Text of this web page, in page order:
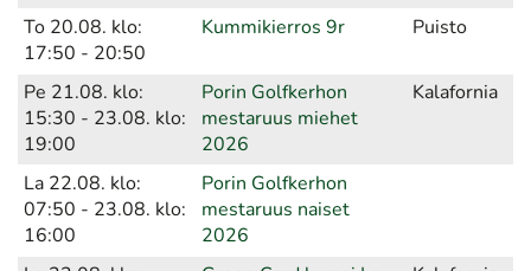
To 20.08. klo:
17:50 - 20:50
Kummikierros 9r Puisto
Pe 21.08. klo:
15:30 - 23.08. klo:
19:00
Porin Golfkerhon
mestaruus miehet
2026
Kalafornia
La 22.08. klo:
07:50 - 23.08. klo:
16:00
Porin Golfkerhon
mestaruus naiset
2026